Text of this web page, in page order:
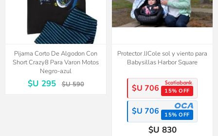
Pijama Corto De Algodon Con
Short Crazy8 Para Varon Motos
Negro-azul
$U 295 $U 590
Protector JJCole sol y viento para
Babysillas Harbor Square
$U 706 15% OFF
$U 706 15% OFF
$U 830